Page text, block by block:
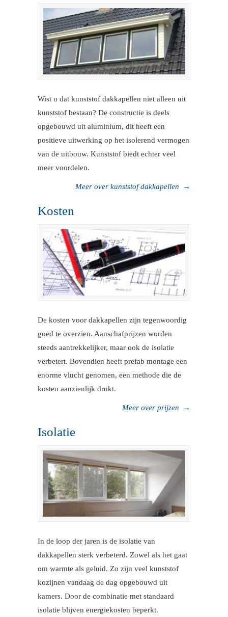
Wist u dat kunststof dakkapellen niet alleen uit
kunststof bestaan? De constructie is deels
opgebouwd uit aluminium, dit heeft een
positieve uitwerking op het isolerend vermogen
van de uitbouw. Kunststof biedt echter veel
meer voordelen.
Meer over kunststof dakkapellen →
Kosten
De kosten voor dakkapellen zijn tegenwoordig
goed te overzien. Aanschafprijzen worden
steeds aantrekkelijker, maar ook de isolatie
verbetert. Bovendien heeft prefab montage een
enorme vlucht genomen, een methode die de
kosten aanzienlijk drukt.
Meer over prijzen →
Isolatie
In de loop der jaren is de isolatie van
dakkapellen sterk verbeterd. Zowel als het gaat
om warmte als geluid. Zo zijn veel kunststof
kozijnen vandaag de dag opgebouwd uit
kamers. Door de combinatie met standaard
isolatie blijven energiekosten beperkt.